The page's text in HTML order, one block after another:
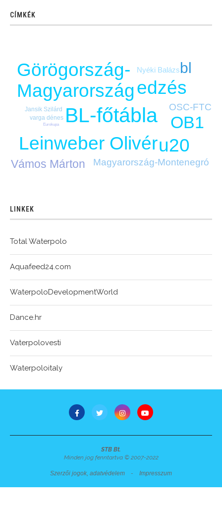
CÍMKÉK
BL-főtábla
edzés
Görögország-
Magyarország
Leinweber Olivéru20
OB1
bl
Vámos Márton Magyarország-Montenegró
OSC-FTC
Nyéki Balázs
Jansik Szilárd
varga dénes
Eurokupa
LINKEK
Total Waterpolo
Aquafeed24.com
WaterpoloDevelopmentWorld
Dance.hr
Vaterpolovesti
Waterpoloitaly
STB Bt.
Minden jog fenntartva © 2007-2022
Szerzői jogok, adatvédelem - Impresszum